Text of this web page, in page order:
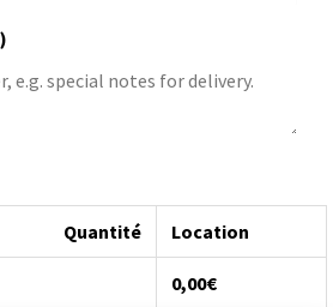
Quantité Location
0,00€